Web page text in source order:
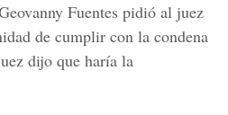
Fuentes pidió al juez
de cumplir con la condena
dijo que haría la